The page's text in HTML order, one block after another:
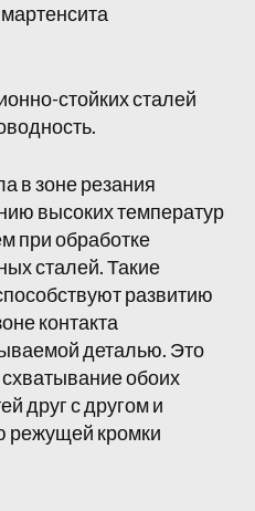
стойких сталей
в зоне резания
высоких температур
при обработке
сталей. Такие
развитию
контакта
деталью. Это
обоих
друг с другом и
режущей кромки